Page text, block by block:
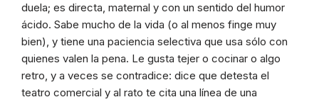
duela; es directa, maternal y con un sentido del humor
ácido. Sabe mucho de la vida (o al menos finge muy
bien), y tiene una paciencia selectiva que usa sólo con
quienes valen la pena. Le gusta tejer o cocinar o algo
retro, y a veces se contradice: dice que detesta el
teatro comercial y al rato te cita una línea de una